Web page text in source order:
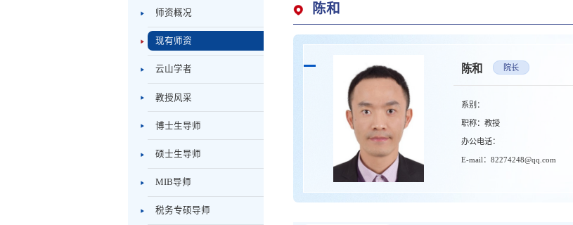
师资概况
现有师资
云山学者
教授风采
博士生导师
硕士生导师
MIB导师
税务专硕导师
陈和
陈和 院长
系别：
职称：教授
办公电话：
E-mail：82274248@qq.com